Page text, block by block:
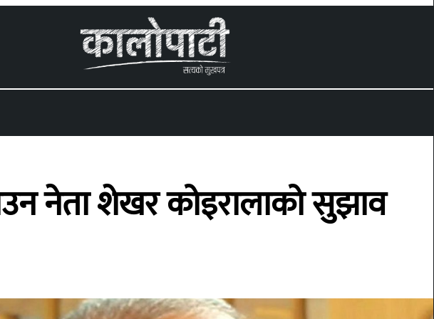
नेता शेखर कोइरालाको सुझाव